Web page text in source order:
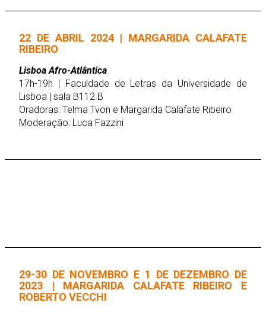
22 DE ABRIL 2024 | MARGARIDA CALAFATE
RIBEIRO
Lisboa Afro-Atlântica
17h-19h | Faculdade de Letras da Universidade de
Lisboa | sala B112.B
Oradoras: Telma Tvon e Margarida Calafate Ribeiro
Moderação: Luca Fazzini
29-30 DE NOVEMBRO E 1 DE DEZEMBRO DE
2023 | MARGARIDA CALAFATE RIBEIRO E
ROBERTO VECCHI